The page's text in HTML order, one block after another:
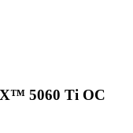
5060 Ti OC